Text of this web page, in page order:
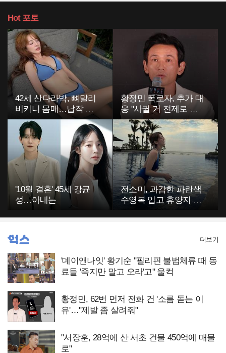
Hot포토
42세 산다라박, 뼈말리
비키니 몸매…납작 복
부에 깜짝
황정민 폭로자, 추가 대
응 "사귈 거 전제로 하
고…"
'10월 결혼' 45세 강균
성…아내는
전소미, 과감한 파란색
수영복 입고 휴양지 포
'데이앤나잇' 황기순 "필리핀 불법체류 때 동
료들 '죽지만 말고 오라'고" 울컥
황정민, 62번 먼저 전화 건 '소름 돋는 이
유'…"제발 좀 살려줘"
"서장훈, 28억에 산 서초 건물 450억에 매물
로"
더보기